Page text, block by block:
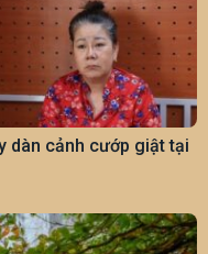
dàn cảnh cướp giật tại